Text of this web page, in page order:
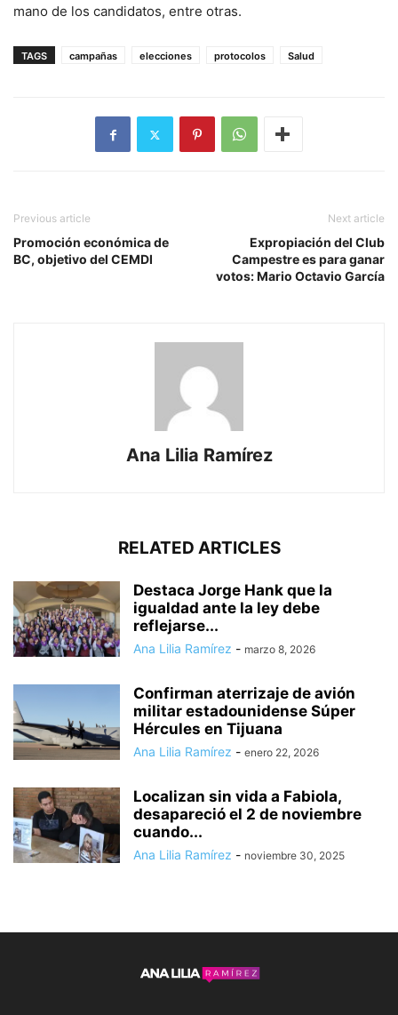
mano de los candidatos, entre otras.
TAGS campañas elecciones protocolos Salud
Previous article
Promoción económica de
BC, objetivo del CEMDI
Next article
Expropiación del Club
Campestre es para ganar
votos: Mario Octavio García
Ana Lilia Ramírez
RELATED ARTICLES
Destaca Jorge Hank que la
igualdad ante la ley debe
reflejarse...
Ana Lilia Ramírez - marzo 8, 2026
Confirman aterrizaje de avión
militar estadounidense Súper
Hércules en Tijuana
Ana Lilia Ramírez - enero 22, 2026
Localizan sin vida a Fabiola,
desapareció el 2 de noviembre
cuando...
Ana Lilia Ramírez - noviembre 30, 2025